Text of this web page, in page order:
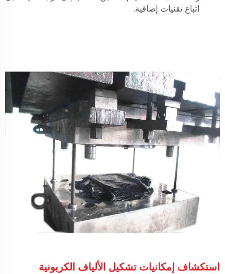
اتباع تقنيات إضافية.
استكشاف إمكانيات تشكيل الألياف الكربونية